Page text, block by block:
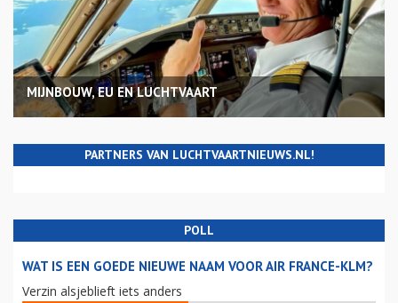
MIJNBOUW, EU EN LUCHTVAART
PARTNERS VAN LUCHTVAARTNIEUWS.NL!
POLL
WAT IS EEN GOEDE NIEUWE NAAM VOOR AIR FRANCE-KLM?
Verzin alsjeblieft iets anders